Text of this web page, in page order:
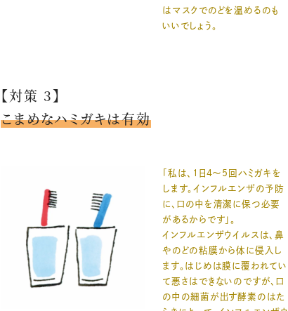
はマスクでのどを温めるのも
いいでしょう。
【対策 3】
こまめなハミガキは有効
「私は、1日4～5回ハミガキを
します。インフルエンザの予防
に、口の中を清潔に保つ必要
があるからです」。
インフルエンザウイルスは、鼻
やのどの粘膜から体に侵入し
ます。はじめは膜に覆われてい
て悪さはできないのですが、口
の中の細菌が出す酵素のはた